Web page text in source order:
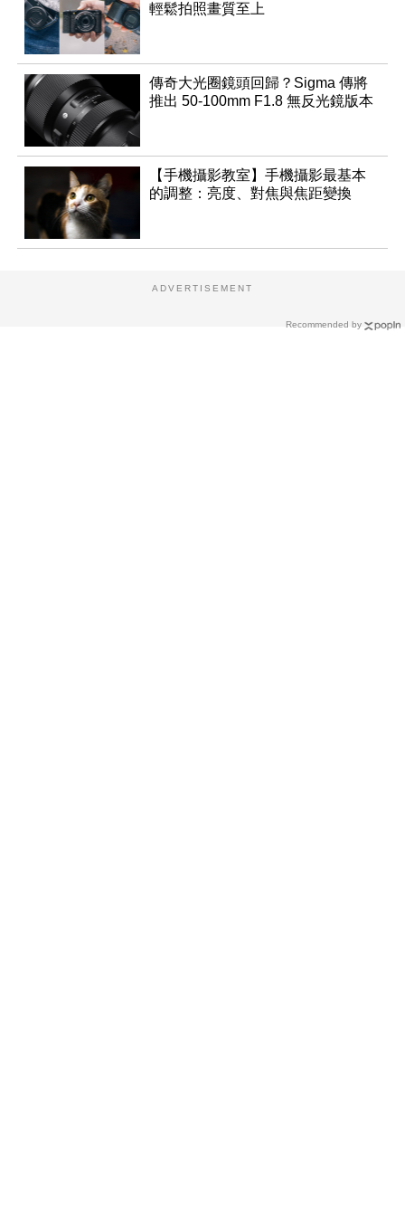
輕鬆拍照畫質至上
傳奇大光圈鏡頭回歸？Sigma 傳將
推出 50-100mm F1.8 無反光鏡版本
【手機攝影教室】手機攝影最基本
的調整：亮度、對焦與焦距變換
Recommended by
ADVERTISEMENT